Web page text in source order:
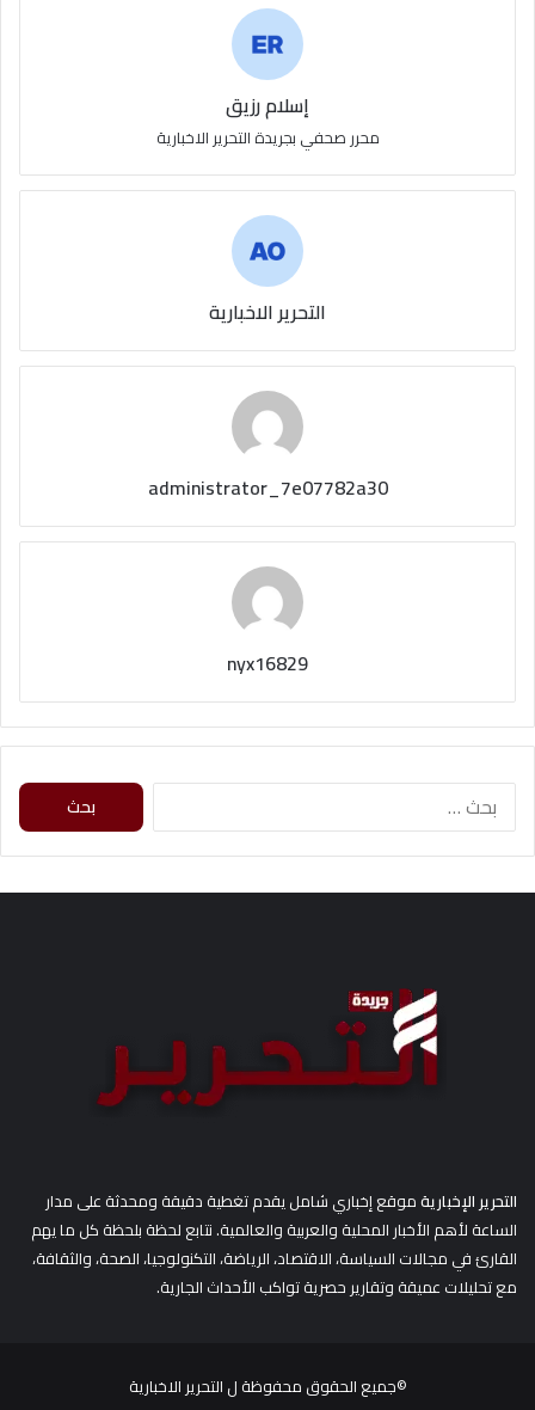
إسلام رزيق
محرر صحفي بجريدة التحرير الاخبارية
التحرير الاخبارية
administrator_7e07782a30
nyx16829
ث
التحرير الإخباريةموقع إخباري شامل يقدم تغطية دقيقة ومحدثة على مدار
الساعة لأهم الأخبار المحلية والعربية والعالمية. نتابع لحظة بلحظة كل ما يهم
القارئ في مجالات السياسة، الاقتصاد، الرياضة، التكنولوجيا، الصحة، والثقافة،
مع تحليلات عميقة وتقارير حصرية تواكب الأحداث الجارية.
©جميع الحقوق محفوظة ل التحرير الاخبارية